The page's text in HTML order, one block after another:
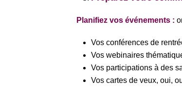
Planifiez vos événements :
Vos conférences de
Vos webinaires
Vos participations à des
Vos cartes de veux, oui,